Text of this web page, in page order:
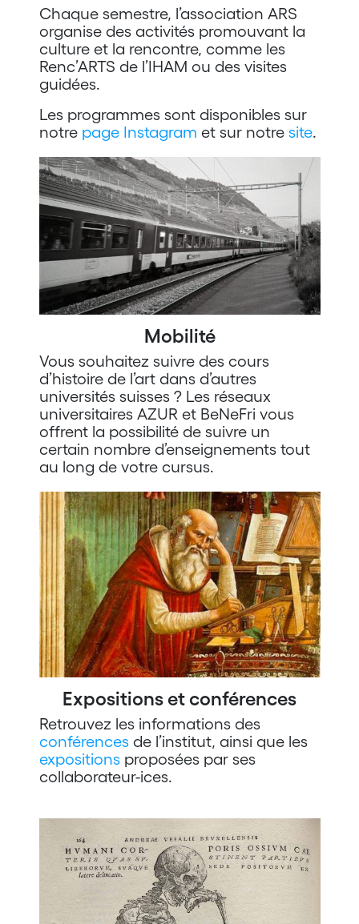
Chaque semestre, l’association ARS
organise des activités promouvant la
culture et la rencontre, comme les
Renc’ARTS de l’IHAM ou des visites
guidées.
Les programmes sont disponibles sur
notre page Instagram et sur notre site.
Mobilité
Vous souhaitez suivre des cours
d’histoire de l’art dans d’autres
universités suisses ? Les réseaux
universitaires AZUR et BeNeFri vous
offrent la possibilité de suivre un
certain nombre d’enseignements tout
au long de votre cursus.
Expositions et conférences
Retrouvez les informations des
conférencesde l’institut, ainsi que les
expositionsproposées par ses
collaborateur-ices.